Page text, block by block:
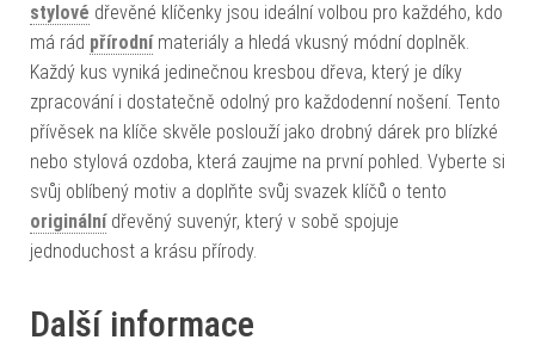
stylové dřevěné klíčenky jsou ideální volbou pro každého, kdo
má rád přírodnímateriály a hledá vkusný módní doplněk.
Každý kus vyniká jedinečnou kresbou dřeva, který je díky
zpracování i dostatečně odolný pro každodenní nošení. Tento
přívěsek na klíče skvěle poslouží jako drobný dárek pro blízké
nebo stylová ozdoba, která zaujme na první pohled. Vyberte si
svůj oblíbený motiv a doplňte svůj svazek klíčů o tento
originálnídřevěný suvenýr, který v sobě spojuje
jednoduchost a krásu přírody.
Další informace